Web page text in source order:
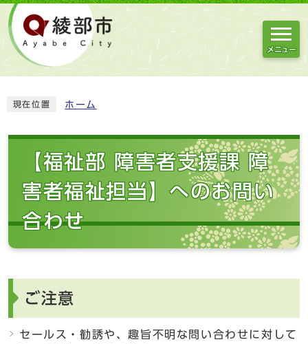
メニュー
現在位置 ホーム
【福祉部 障害者支援課 障
害者福祉担当】へのお問い
合わせ
ご注意
セールス・勧誘や、趣旨不明な問い合わせに対して